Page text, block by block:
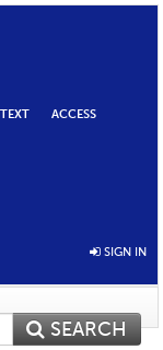
ACCESS
SIGN IN
SEARCH